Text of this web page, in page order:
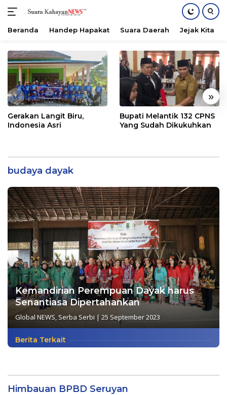
konten
Beranda Handep Hapakat Suara Daerah Jejak Kita
« »
Gerakan Langit Biru,
Indonesia Asri
Bupati Melantik 132 CPNS
Yang Sudah Dikukuhkan
budaya dayak
Kemandirian Perempuan Dayak harus
Senantiasa Dipertahankan
Global NEWS, Serba Serbi | 25 September 2023
Berita Terkait
Himbauan BPBD Seruyan